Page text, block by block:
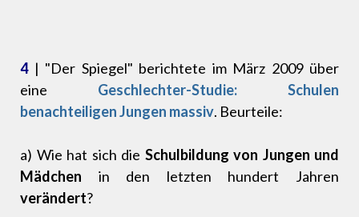
4| "Der Spiegel" berichtete im März 2009 über
eine Geschlechter-Studie:
Schulen
benachteiligen Jungen massiv. Beurteile:
a) Wie hat sich die Schulbildung von Jungen und
Mädchen in den letzten hundert Jahren
verändert?